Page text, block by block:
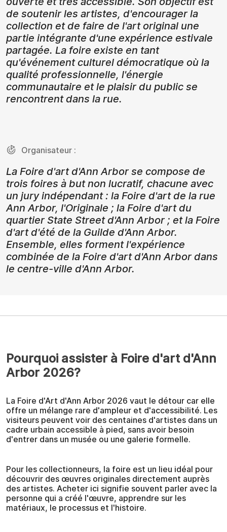
de soutenir les artistes, d'encourager la
collection et de faire de l'art original une
partie intégrante d'une expérience estivale
partagée. La foire existe en tant
qu'événement culturel démocratique où la
qualité professionnelle, l'énergie
communautaire et le plaisir du public se
rencontrent dans la rue.
Organisateur :
La Foire d'art d'Ann Arbor se compose de
trois foires à but non lucratif, chacune avec
un jury indépendant : la Foire d'art de la rue
Ann Arbor, l'Originale ; la Foire d'art du
quartier State Street d'Ann Arbor ; et la Foire
d'art d'été de la Guilde d'Ann Arbor.
Ensemble, elles forment l'expérience
combinée de la Foire d'art d'Ann Arbor dans
le centre-ville d'Ann Arbor.
Pourquoi assister à Foire d'art d'Ann
Arbor 2026?
La Foire d'Art d'Ann Arbor 2026 vaut le détour car elle
offre un mélange rare d'ampleur et d'accessibilité. Les
visiteurs peuvent voir des centaines d'artistes dans un
cadre urbain accessible à pied, sans avoir besoin
d'entrer dans un musée ou une galerie formelle.
Pour les collectionneurs, la foire est un lieu idéal pour
découvrir des œuvres originales directement auprès
des artistes. Acheter ici signifie souvent parler avec la
personne qui a créé l'œuvre, apprendre sur les
matériaux, le processus et l'histoire.